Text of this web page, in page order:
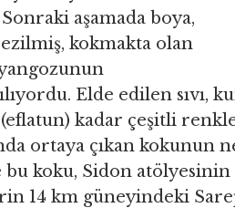
aşamada boya,
kokmakta olan
Elde edilen sıvı,
kadar çeşitli
ortaya çıkan kokunun
koku, Sidon atölyesinin
14 km güneyindeki